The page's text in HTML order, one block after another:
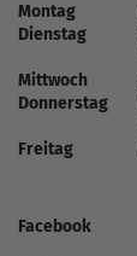
Montag
Dienstag
Mittwoch
Donnerstag
Freitag
Facebook